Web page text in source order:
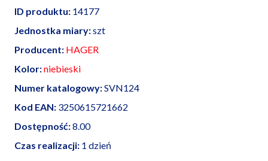
ID produktu: 14177
Jednostka miary:szt
Producent: HAGER
Kolor:niebieski
Numer katalogowy:SVN124
Kod EAN: 3250615721662
Dostępność:8.00
Czas realizacji: 1 dzień